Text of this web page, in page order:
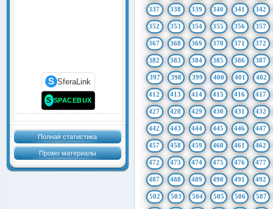
S SferaLink
S SPACEBUX
Полная статистика
Промо материалы
337 338 339 340 341 342
352 353 354 355 356 357
367 368 369 370 371 372
382 383 384 385 386 387
397 398 399 400 401 402
412 413 414 415 416 417
427 428 429 430 431 432
442 443 444 445 446 447
457 458 459 460 461 462
472 473 474 475 476 477
487 488 489 490 491 492
502 503 504 505 506 507